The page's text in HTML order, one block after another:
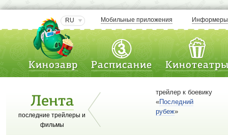
RU Мобильные приложения Информеры
Кинозавр Расписание
Лента
последние трейлеры и
фильмы
трейлер к боевику
«Последний
рубеж»